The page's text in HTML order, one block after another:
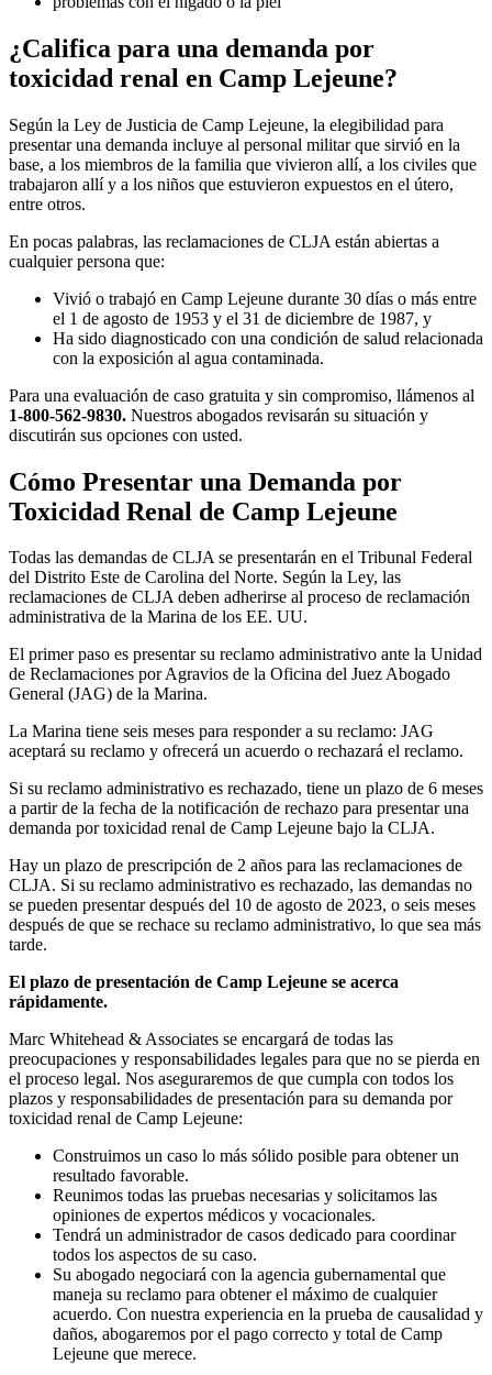
¿Califica para una demanda por
toxicidad renal en Camp Lejeune?
Según la Ley de Justicia de Camp Lejeune, la elegibilidad para
presentar una demanda incluye al personal militar que sirvió en la
base, a los miembros de la familia que vivieron allí, a los civiles que
trabajaron allí y a los niños que estuvieron expuestos en el útero,
entre otros.
En pocas palabras, las reclamaciones de CLJA están abiertas a
cualquier persona que:
Vivió o trabajó en Camp Lejeune durante 30 días o más entre
el 1 de agosto de 1953 y el 31 de diciembre de 1987, y
Ha sido diagnosticado con una condición de salud relacionada
con la exposición al agua contaminada.
Para una evaluación de caso gratuita y sin compromiso, llámenos al
1-800-562-9830. Nuestros abogados revisarán su situación y
discutirán sus opciones con usted.
Cómo Presentar una Demanda por
Toxicidad Renal de Camp Lejeune
Todas las demandas de CLJA se presentarán en el Tribunal Federal
del Distrito Este de Carolina del Norte. Según la Ley, las
reclamaciones de CLJA deben adherirse al proceso de reclamación
administrativa de la Marina de los EE. UU.
El primer paso es presentar su reclamo administrativo ante la Unidad
de Reclamaciones por Agravios de la Oficina del Juez Abogado
General (JAG) de la Marina.
La Marina tiene seis meses para responder a su reclamo: JAG
aceptará su reclamo y ofrecerá un acuerdo o rechazará el reclamo.
Si su reclamo administrativo es rechazado, tiene un plazo de 6 meses
a partir de la fecha de la notificación de rechazo para presentar una
demanda por toxicidad renal de Camp Lejeune bajo la CLJA.
Hay un plazo de prescripción de 2 años para las reclamaciones de
CLJA. Si su reclamo administrativo es rechazado, las demandas no
se pueden presentar después del 10 de agosto de 2023, o seis meses
después de que se rechace su reclamo administrativo, lo que sea más
tarde.
El plazo de presentación de Camp Lejeune se acerca
rápidamente.
Marc Whitehead & Associates se encargará de todas las
preocupaciones y responsabilidades legales para que no se pierda en
el proceso legal. Nos aseguraremos de que cumpla con todos los
plazos y responsabilidades de presentación para su demanda por
toxicidad renal de Camp Lejeune:
Construimos un caso lo más sólido posible para obtener un
resultado favorable.
Reunimos todas las pruebas necesarias y solicitamos las
opiniones de expertos médicos y vocacionales.
Tendrá un administrador de casos dedicado para coordinar
todos los aspectos de su caso.
Su abogado negociará con la agencia gubernamental que
maneja su reclamo para obtener el máximo de cualquier
acuerdo. Con nuestra experiencia en la prueba de causalidad y
daños, abogaremos por el pago correcto y total de Camp
Lejeune que merece.